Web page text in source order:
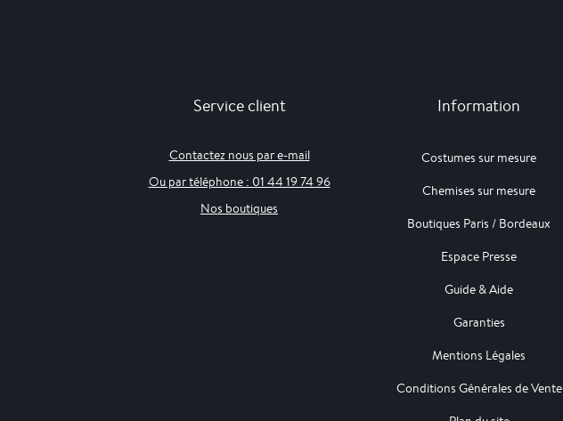
Service client
Contactez nous par e-mail
Ou par téléphone : 01 44 19 74 96
Nos boutiques
Information
Costumes sur mesure
Chemises sur mesure
Boutiques Paris / Bordeaux
Espace Presse
Guide & Aide
Garanties
Mentions Légales
Conditions Générales de Vente